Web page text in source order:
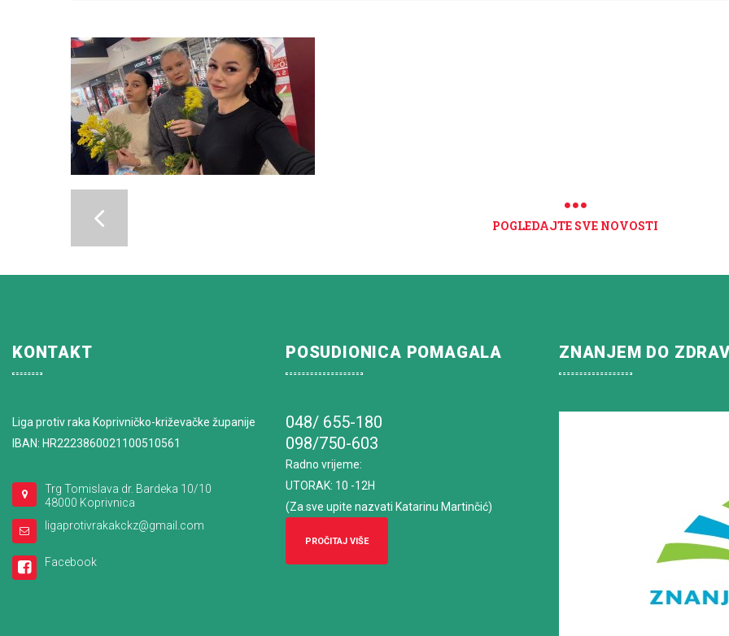
POGLEDAJTE SVE NOVOSTI
KONTAKT
Liga protiv raka Koprivničko-križevačke županije
IBAN: HR2223860021100510561
Trg Tomislava dr. Bardeka 10/10
48000 Koprivnica
ligaprotivrakakckz@gmail.com
Facebook
POSUDIONICA POMAGALA
048/ 655-180
098/750-603
Radno vrijeme:
UTORAK: 10 -12H
(Za sve upite nazvati Katarinu Martinčić)
PROČITAJ VIŠE
ZNANJEM DO